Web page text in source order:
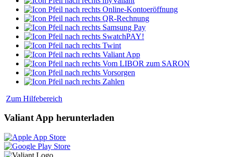
Online-Kontoeröffnung
QR-Rechnung
Samsung Pay
SwatchPAY!
Twint
Valiant App
Vom LIBOR zum SARON
Vorsorgen
Zahlen
Zum Hilfebereich
Valiant App herunterladen